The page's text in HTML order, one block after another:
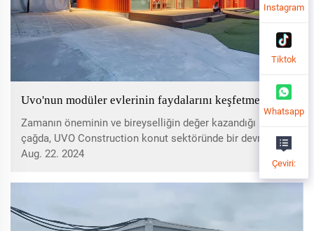
Uvo'nun modüler evlerinin faydalarını keşfetmek
Zamanın öneminin ve bireyselliğin değer kazandığı bir
çağda, UVO Construction konut sektöründe bir devrim
yaratıyor—yapı modülleri hem hızlı montajlı hem de
Aug. 22. 2024
Instagram
Tiktok
Whatsapp
Çeviri: